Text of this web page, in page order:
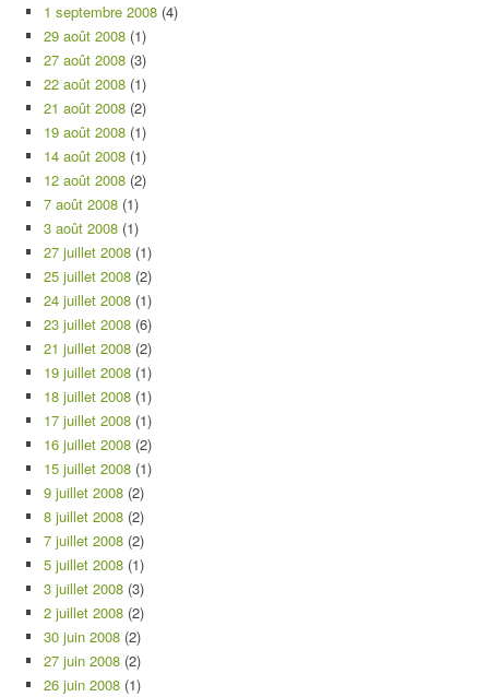
1 septembre 2008 (4)
29 août 2008 (1)
27 août 2008 (3)
22 août 2008 (1)
21 août 2008 (2)
19 août 2008 (1)
14 août 2008 (1)
12 août 2008 (2)
7 août 2008 (1)
3 août 2008 (1)
27 juillet 2008 (1)
25 juillet 2008 (2)
24 juillet 2008 (1)
23 juillet 2008 (6)
21 juillet 2008 (2)
19 juillet 2008 (1)
18 juillet 2008 (1)
17 juillet 2008 (1)
16 juillet 2008 (2)
15 juillet 2008 (1)
9 juillet 2008 (2)
8 juillet 2008 (2)
7 juillet 2008 (2)
5 juillet 2008 (1)
3 juillet 2008 (3)
2 juillet 2008 (2)
30 juin 2008 (2)
27 juin 2008 (2)
26 juin 2008 (1)